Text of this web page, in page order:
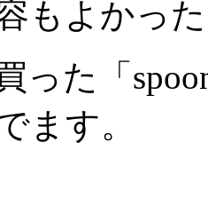
もよかっ
った「
ます。